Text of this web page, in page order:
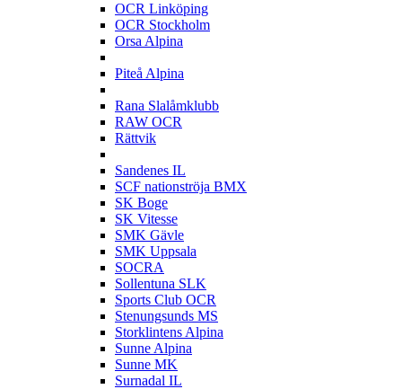
OCR Linköping
OCR Stockholm
Orsa Alpina
Piteå Alpina
Rana Slalåmklubb
RAW OCR
Rättvik
Sandenes IL
SCF nationströja BMX
SK Boge
SK Vitesse
SMK Gävle
SMK Uppsala
SOCRA
Sollentuna SLK
Sports Club OCR
Stenungsunds MS
Storklintens Alpina
Sunne Alpina
Sunne MK
Surnadal IL